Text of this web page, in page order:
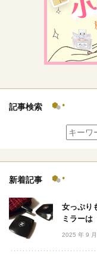
記事検索
新着記事
女っぷり
ミラーは
2025 年 9 月